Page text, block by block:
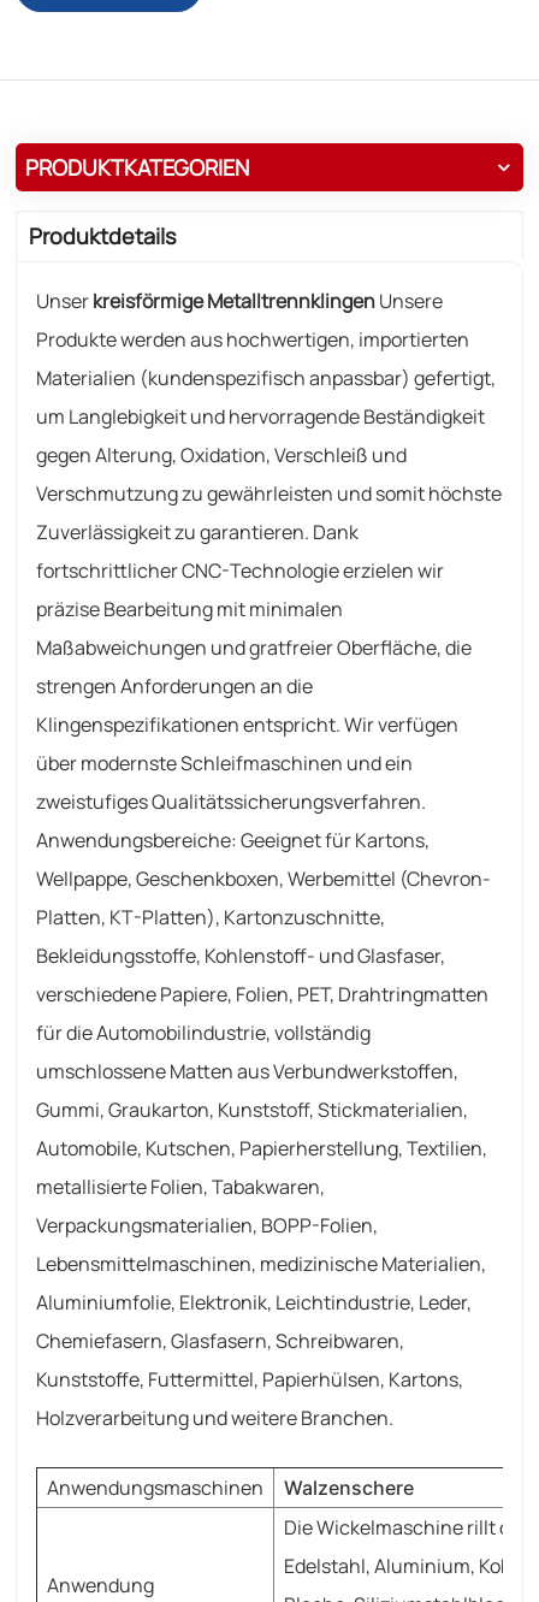
PRODUKTKATEGORIEN
Produktdetails
Unserkreisförmige MetalltrennklingenUnsere
Produkte werden aus hochwertigen, importierten
Materialien (kundenspezifisch anpassbar) gefertigt,
um Langlebigkeit und hervorragende Beständigkeit
gegen Alterung, Oxidation, Verschleiß und
Verschmutzung zu gewährleisten und somit höchste
Zuverlässigkeit zu garantieren. Dank
fortschrittlicher CNC-Technologie erzielen wir
präzise Bearbeitung mit minimalen
Maßabweichungen und gratfreier Oberfläche, die
strengen Anforderungen an die
Klingenspezifikationen entspricht. Wir verfügen
über modernste Schleifmaschinen und ein
zweistufiges Qualitätssicherungsverfahren.
Anwendungsbereiche: Geeignet für Kartons,
Wellpappe, Geschenkboxen, Werbemittel (Chevron-
Platten, KT-Platten), Kartonzuschnitte,
Bekleidungsstoffe, Kohlenstoff- und Glasfaser,
verschiedene Papiere, Folien, PET, Drahtringmatten
für die Automobilindustrie, vollständig
umschlossene Matten aus Verbundwerkstoffen,
Gummi, Graukarton, Kunststoff, Stickmaterialien,
Automobile, Kutschen, Papierherstellung, Textilien,
metallisierte Folien, Tabakwaren,
Verpackungsmaterialien, BOPP-Folien,
Lebensmittelmaschinen, medizinische Materialien,
Aluminiumfolie, Elektronik, Leichtindustrie, Leder,
Chemiefasern, Glasfasern, Schreibwaren,
Kunststoffe, Futtermittel, Papierhülsen, Kartons,
Holzverarbeitung und weitere Branchen.
Anwendungsmaschinen Walzenschere
Anwendung
Die Wickelmaschine rillt
Edelstahl, Aluminium,